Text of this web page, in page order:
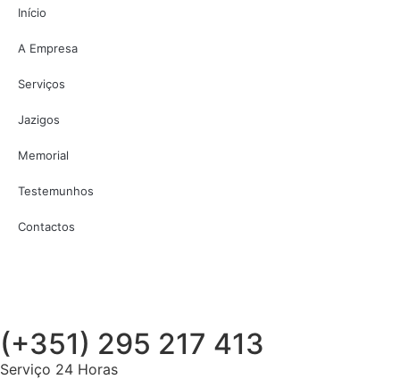
Início
A Empresa
Serviços
Jazigos
Memorial
Testemunhos
Contactos
(+351) 295 217 413
Serviço 24 Horas